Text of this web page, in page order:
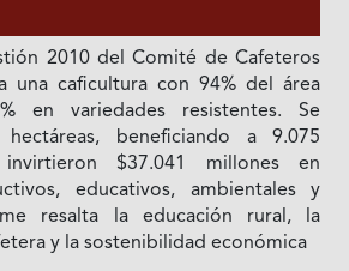
2010 del Comité de Cafeteros
una caficultura con 94% del área
en variedades resistentes. Se
hectáreas, beneficiando a 9.075
$37.041 millones en
educativos, ambientales y
resalta la educación rural, la
y la sostenibilidad económica